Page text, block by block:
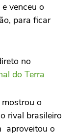
venceu o
para ficar
no
do Terra
o
rival brasileiro
aproveitou o